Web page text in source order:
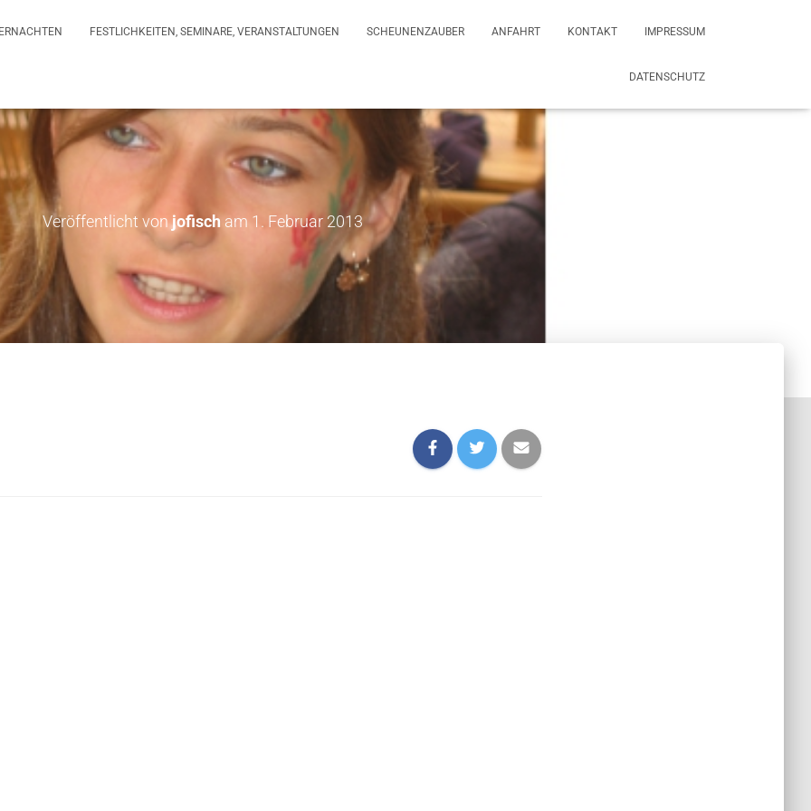
FESTLICHKEITEN, SEMINARE, VERANSTALTUNGEN SCHEUNENZAUBER ANFAHRT KONTAKT IMPRESSUM
DATENSCHUTZ
Veröffentlicht vonjofisch am 1. Februar 2013